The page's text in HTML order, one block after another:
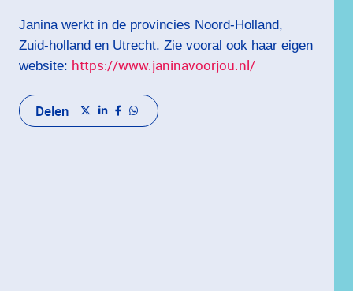
Janina werkt in de provincies Noord-Holland,
Zuid-holland en Utrecht. Zie vooral ook haar eigen
website: https://www.janinavoorjou.nl/
Delen